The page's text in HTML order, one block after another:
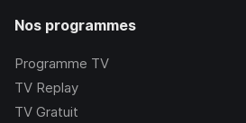
Nos programmes
Programme TV
TV Replay
TV Gratuit